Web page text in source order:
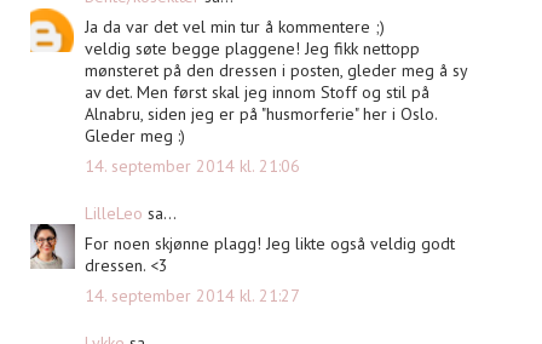
Ja da var det vel min tur å kommentere ;)
veldig søte begge plaggene! Jeg fikk nettopp
mønsteret på den dressen i posten, gleder meg å sy
av det. Men først skal jeg innom Stoff og stil på
Alnabru, siden jeg er på "husmorferie" her i Oslo.
Gleder meg :)
14. september 2014 kl. 21:06
LilleLeo sa...
For noen skjønne plagg! Jeg likte også veldig godt
dressen. <3
14. september 2014 kl. 21:27